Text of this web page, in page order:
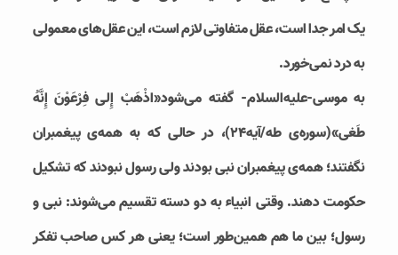
یک امر جدا است، عقل متفاوتی لازم است، این عقل‌های معمولی
به درد نمی‌خورد.
به موسی-علیه‌السلام- گفته می‌شود«اذْهَبْ إِلى‏ فِرْعَوْنَ إِنَّهُ
طَغى»(سوره‌ی طه/آیه24)،‏ در حالی که به همه‌ی پیغمبران
نگفتند؛ همه‌ی پیغمبران نبی بودند ولی رسول نبودند که تشکیل
حکومت دهند. وقتی انبیاء به دو دسته تقسیم می‌شوند: نبی و
رسول؛ بین ما هم همین‌طور است؛ یعنی هر کس صاحب تفکر